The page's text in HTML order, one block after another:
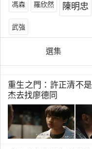
馮森 羅欣然 陳明忠
武強
選集
重生之門：許正清不
杰去找廖德同